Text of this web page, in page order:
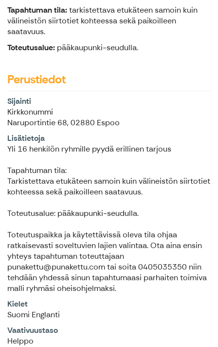
Tapahtuman tila:tarkistettava etukäteen samoin kuin
välineistön siirtotiet kohteessa sekä paikoilleen
saatavuus.
Toteutusalue: pääkaupunki-seudulla.
Perustiedot
Sijainti
Kirkkonummi
Naruportintie 68, 02880 Espoo
Lisätietoja
Yli 16 henkilön ryhmille pyydä erillinen tarjous
Tapahtuman tila:
Tarkistettava etukäteen samoin kuin välineistön siirtotiet
kohteessa sekä paikoilleen saatavuus.
Toteutusalue: pääkaupunki-seudulla.
Toteutuspaikka ja käytettävissä oleva tila ohjaa
ratkaisevasti soveltuvien lajien valintaa. Ota aina ensin
yhteys tapahtuman toteuttajaan
punakettu@punakettu.com tai soita 0405035350 niin
tehdään yhdessä sinun tapahtumaasi parhaiten toimiva
malli ryhmäsi oheisohjelmaksi.
Kielet
Suomi Englanti
Vaativuustaso
Helppo